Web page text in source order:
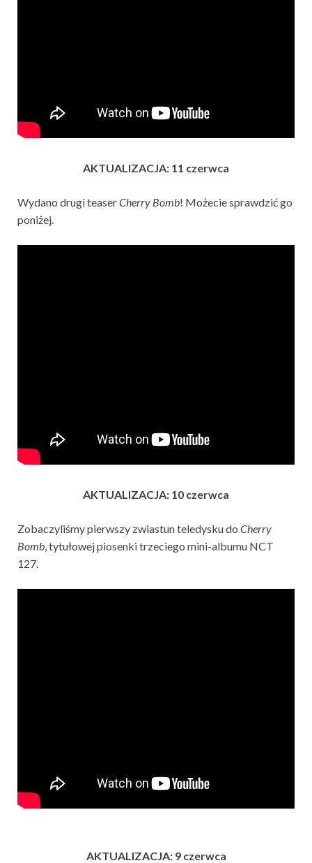
AKTUALIZACJA: 11 czerwca
Wydano drugi teaserCherry Bomb! Możecie sprawdzić go
poniżej.
AKTUALIZACJA: 10 czerwca
Zobaczyliśmy pierwszy zwiastun teledysku do Cherry
Bomb, tytułowej piosenki trzeciego mini-albumu NCT
127.
AKTUALIZACJA: 9 czerwca